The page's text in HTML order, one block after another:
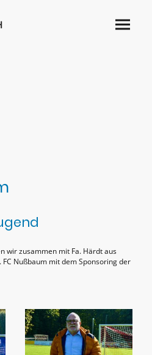
wir zusammen mit Fa. Härdt aus
Nußbaum mit dem Sponsoring der